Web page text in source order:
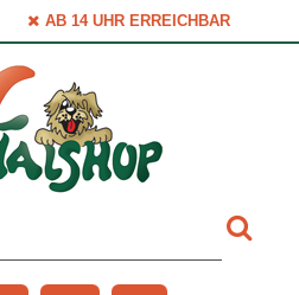
AB 14 UHR ERREICHBAR